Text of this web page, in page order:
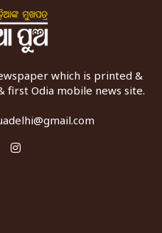
which is printed &
first Odia mobile news site.